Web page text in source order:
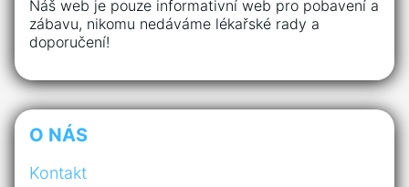
Náš web je pouze informativní web pro pobavení a
zábavu, nikomu nedáváme lékařské rady a
doporučení!
O NÁS
Kontakt